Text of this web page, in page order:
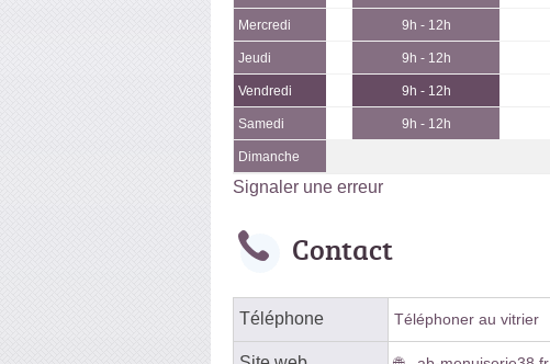
Mercredi 9h - 12h
Jeudi 9h - 12h
Vendredi 9h - 12h
Samedi 9h - 12h
Dimanche
Signaler une erreur
Contact
Téléphone Téléphoner au vitrier